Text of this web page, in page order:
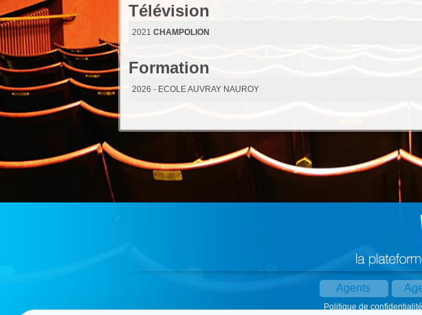
Télévision
2021 CHAMPOLION
Formation
2026 - ECOLE AUVRAY NAUROY
Agents
Politique de confidentialité